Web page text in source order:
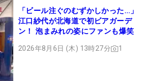
「ビール注ぐのむずかしかった…」
江口紗代が北海道で初ビアガーデ
ン！ 泡まみれの姿にファンも爆笑
2026年8月6日 (木) 13時27分 1